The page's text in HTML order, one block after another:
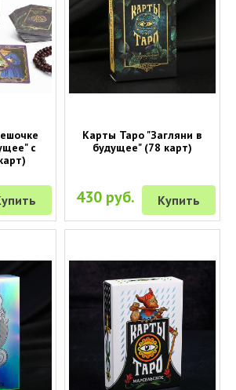
с
Карты Таро "Загляни в
будущее" (78 карт)
430 руб. Купить